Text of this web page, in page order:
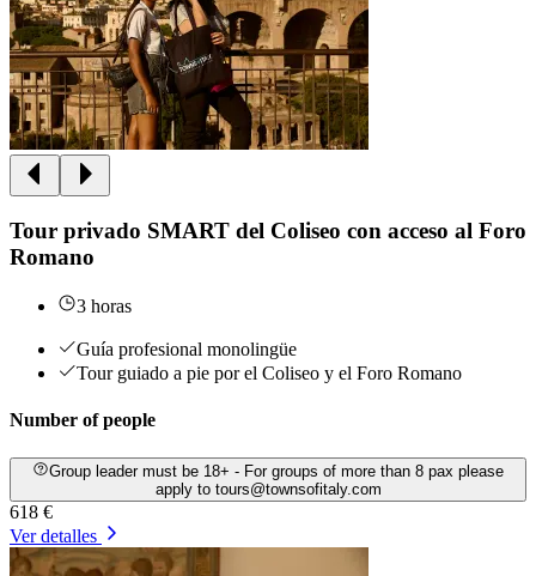
Tour privado SMART del Coliseo con acceso al Foro
Romano
3 horas
Guía profesional monolingüe
Tour guiado a pie por el Coliseo y el Foro Romano
Number of people
Group leader must be 18+ - For groups of more than 8 pax please
apply to tours@townsofitaly.com
618 €
Ver detalles